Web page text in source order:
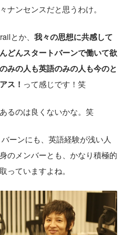
ナンセンスだと思うわけ。
とか、 我々の思想に共感して
どんスタートバーンで働いて欲
みの人も英語のみの人も今のと
ス！ って感じです！笑
るのは良くないかな。笑
ーンにも、英語経験が浅い人
のメンバーとも、かなり積極的
っていますよね。